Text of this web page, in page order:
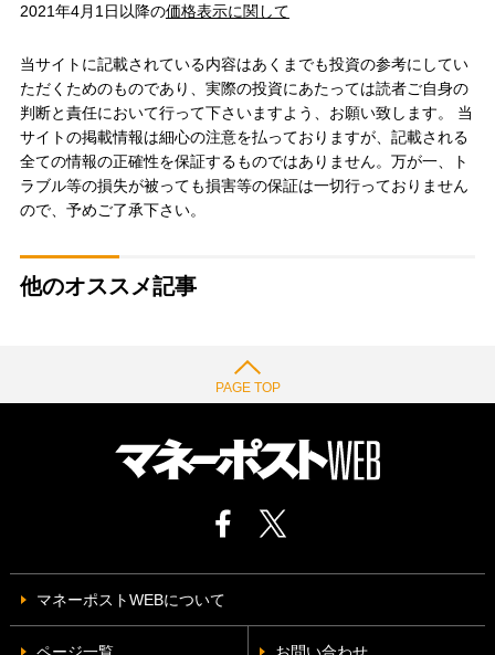
2021年4月1日以降の価格表示に関して
当サイトに記載されている内容はあくまでも投資の参考にしてい
ただくためのものであり、実際の投資にあたっては読者ご自身の
判断と責任において行って下さいますよう、お願い致します。 当
サイトの掲載情報は細心の注意を払っておりますが、記載される
全ての情報の正確性を保証するものではありません。万が一、ト
ラブル等の損失が被っても損害等の保証は一切行っておりません
ので、予めご了承下さい。
他のオススメ記事
PAGE TOP
マネーポストWEBについて